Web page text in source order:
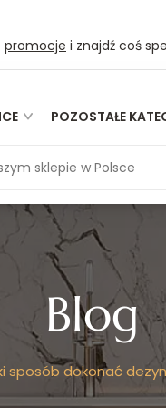
promocje i znajdź coś
POZOSTAŁE
Blog
sposób dokonać